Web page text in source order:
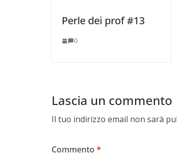
Perle dei prof #13
0
Lascia un commento
Il tuo indirizzo email non sarà
Commento *